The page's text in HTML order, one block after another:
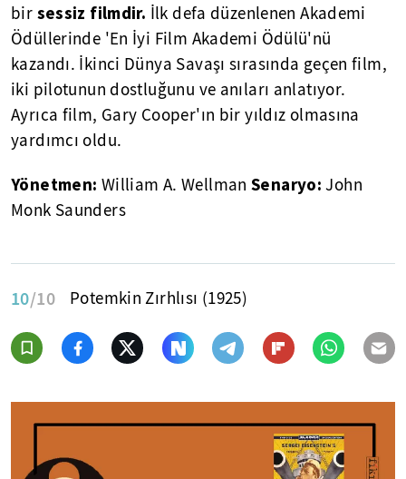
bir sessiz filmdir. İlk defa düzenlenen Akademi
Ödüllerinde 'En İyi Film Akademi Ödülü'nü
kazandı. İkinci Dünya Savaşı sırasında geçen film,
iki pilotunun dostluğunu ve anıları anlatıyor.
Ayrıca film, Gary Cooper'ın bir yıldız olmasına
yardımcı oldu.
Yönetmen: William A. Wellman Senaryo:John
Monk Saunders
10/10 Potemkin Zırhlısı (1925)